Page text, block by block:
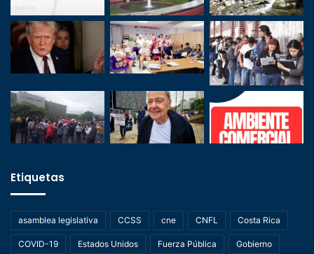
Etiquetas
asamblea legislativa CCSS cne CNFL Costa Rica
COVID-19 Estados Unidos Fuerza Pública Gobierno